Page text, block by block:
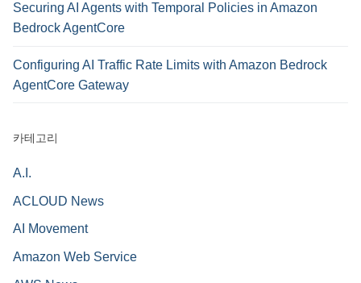
Securing AI Agents with Temporal Policies in Amazon
Bedrock AgentCore
Configuring AI Traffic Rate Limits with Amazon Bedrock
AgentCore Gateway
카테고리
A.I.
ACLOUD News
AI Movement
Amazon Web Service